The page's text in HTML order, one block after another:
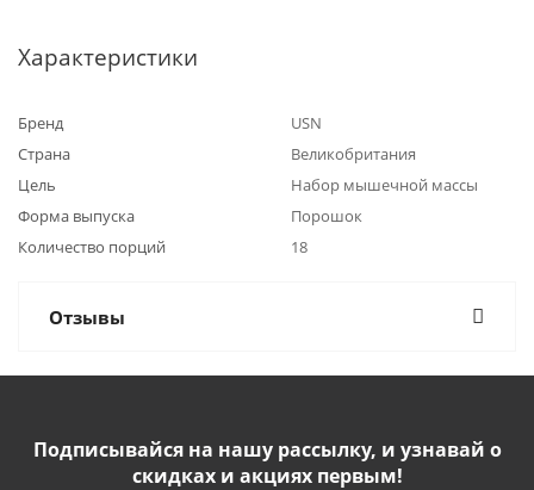
Характеристики
Бренд
USN
Страна
Великобритания
Цель
Набор мышечной массы
Форма выпуска
Порошок
Количество порций
18
Отзывы
Подписывайся на нашу рассылку, и узнавай о
скидках и акциях первым!